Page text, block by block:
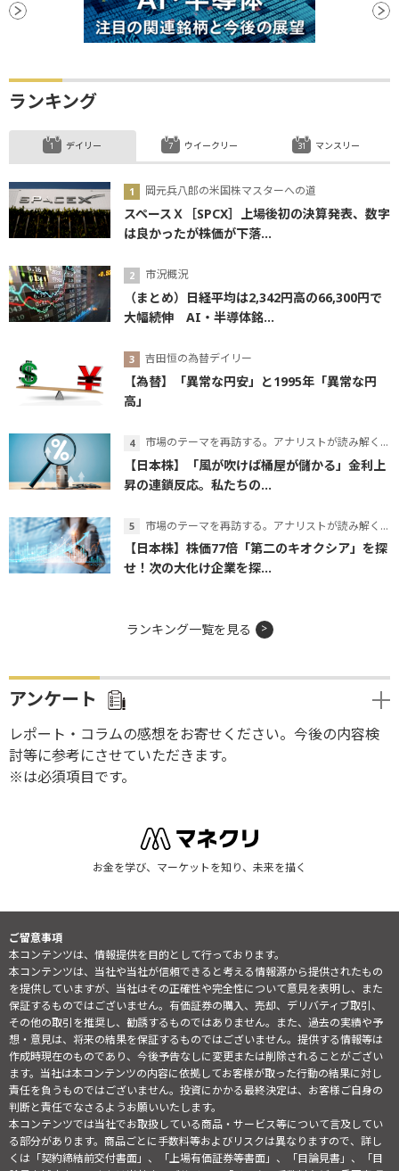
ランキング
デイリー
岡元兵八郎の米国株マスターへの道
スペースＸ［SPCX］上場後初の決算発表、数字
は良かったが株価が下落...
市況概況
（まとめ）日経平均は2,342円高の66,300円で
大幅続伸 AI・半導体銘...
吉田恒の為替デイリー
【為替】「異常な円安」と1995年「異常な円
高」
市場のテーマを再訪する。アナリストが読み解くテーマの本質
【日本株】「風が吹けば桶屋が儲かる」金利上
昇の連鎖反応。私たちの...
市場のテーマを再訪する。アナリストが読み解くテーマの本質
【日本株】株価77倍「第二のキオクシア」を探
せ！次の大化け企業を探...
ウイークリー マンスリー
ランキング一覧を見る
アンケート
レポート・コラムの感想をお寄せください。今後の内容検
討等に参考にさせていただきます。
※は必須項目です。
お金を学び、マーケットを知り、未来を描く
ご留意事項
本コンテンツは、情報提供を目的として行っております。
本コンテンツは、当社や当社が信頼できると考える情報源から提供されたもの
を提供していますが、当社はその正確性や完全性について意見を表明し、また
保証するものではございません。有価証券の購入、売却、デリバティブ取引、
その他の取引を推奨し、勧誘するものではありません。また、過去の実績や予
想・意見は、将来の結果を保証するものではございません。提供する情報等は
作成時現在のものであり、今後予告なしに変更または削除されることがござい
ます。当社は本コンテンツの内容に依拠してお客様が取った行動の結果に対し
責任を負うものではございません。投資にかかる最終決定は、お客様ご自身の
判断と責任でなさるようお願いいたします。
本コンテンツでは当社でお取扱している商品・サービス等について言及してい
る部分があります。商品ごとに手数料等およびリスクは異なりますので、詳し
くは「契約締結前交付書面」、「上場有価証券等書面」、「目論見書」、「目